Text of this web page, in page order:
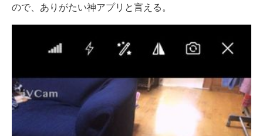
ので、ありがたい神アプリと言える。